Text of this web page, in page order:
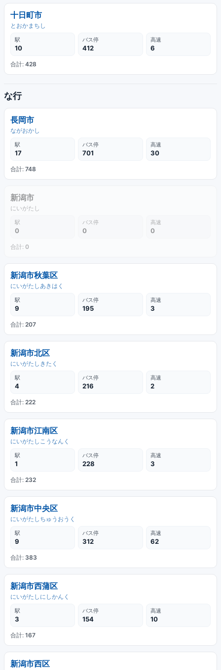
十日町市
とおかまちし
駅
10
バス停
412
高速
6
合計: 428
な行
長岡市
ながおかし
駅
17
バス停
701
高速
30
合計: 748
新潟市
にいがたし
駅
0
バス停
0
高速
0
合計: 0
新潟市秋葉区
にいがたしあきはく
駅
9
バス停
195
高速
3
合計: 207
新潟市北区
にいがたしきたく
駅
4
バス停
216
高速
2
合計: 222
新潟市江南区
にいがたしこうなんく
駅
1
バス停
228
高速
3
合計: 232
新潟市中央区
にいがたしちゅうおうく
駅
9
バス停
312
高速
62
合計: 383
新潟市西蒲区
にいがたしにしかんく
駅
3
バス停
154
高速
10
合計: 167
新潟市西区